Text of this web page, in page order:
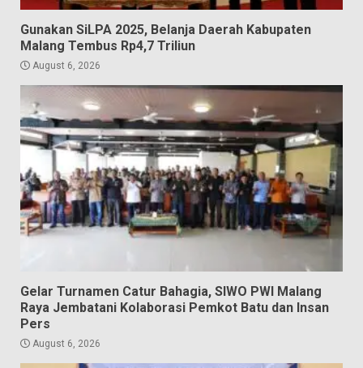
Gunakan SiLPA 2025, Belanja Daerah Kabupaten
Malang Tembus Rp4,7 Triliun
August 6, 2026
Gelar Turnamen Catur Bahagia, SIWO PWI Malang
Raya Jembatani Kolaborasi Pemkot Batu dan Insan
Pers
August 6, 2026